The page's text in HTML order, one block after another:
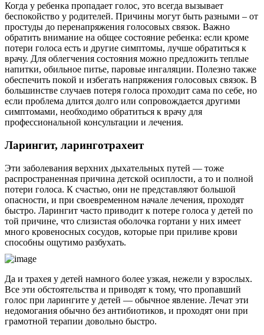
Когда у ребенка пропадает голос, это всегда вызывает
беспокойство у родителей. Причины могут быть разными – от
простуды до перенапряжения голосовых связок. Важно
обратить внимание на общее состояние ребенка: если кроме
потери голоса есть и другие симптомы, лучше обратиться к
врачу. Для облегчения состояния можно предложить теплые
напитки, обильное питье, паровые ингаляции. Полезно также
обеспечить покой и избегать напряжения голосовых связок. В
большинстве случаев потеря голоса проходит сама по себе, но
если проблема длится долго или сопровождается другими
симптомами, необходимо обратиться к врачу для
профессиональной консультации и лечения.
Ларингит, ларинготрахеит
Эти заболевания верхних дыхательных путей — тоже
распространенная причина детской осиплости, а то и полной
потери голоса. К счастью, они не представляют большой
опасности, и при своевременном начале лечения, проходят
быстро. Ларингит часто приводит к потере голоса у детей по
той причине, что слизистая оболочка гортани у них имеет
много кровеносных сосудов, которые при приливе крови
способны ощутимо разбухать.
Да и трахея у детей намного более узкая, нежели у взрослых.
Все эти обстоятельства и приводят к тому, что пропавший
голос при ларингите у детей — обычное явление. Лечат эти
недомогания обычно без антибиотиков, и проходят они при
грамотной терапии довольно быстро.